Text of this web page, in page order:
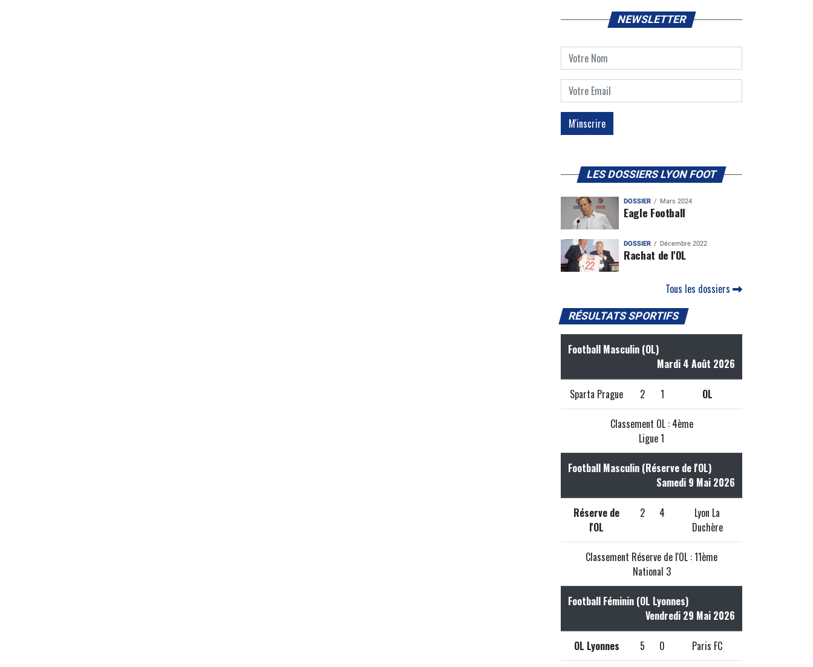
NEWSLETTER
LES DOSSIERS LYON FOOT
DOSSIER Mars 2024
Eagle Football
DOSSIER Décembre 2022
Rachat de l'OL
Tous les dossiers
RÉSULTATS SPORTIFS
Football Masculin (OL)
Mardi 4 Août 2026
Sparta Prague 2 1 OL
Classement OL : 4ème
Ligue 1
Football Masculin (Réserve de l'OL)
Samedi 9 Mai 2026
Réserve de
l'OL
2 4
Lyon La
Duchère
Classement Réserve de l'OL : 11ème
National 3
Football Féminin (OL Lyonnes)
Vendredi 29 Mai 2026
OL Lyonnes 5 0 Paris FC